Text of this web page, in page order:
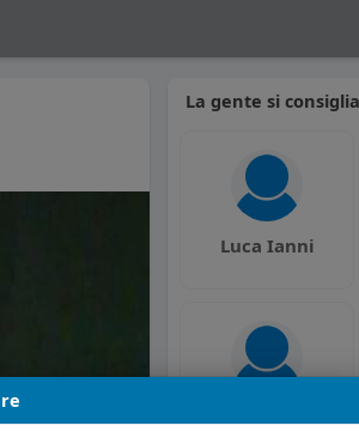
La gente si
Luca Ianni